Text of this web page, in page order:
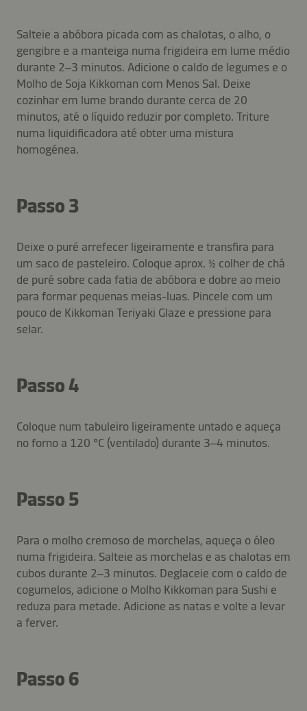
Salteie a abóbora picada com as chalotas, o alho, o
gengibre e a manteiga numa frigideira em lume médio
durante 2–3 minutos. Adicione o caldo de legumes e o
Molho de Soja Kikkoman com Menos Sal. Deixe
cozinhar em lume brando durante cerca de 20
minutos, até o líquido reduzir por completo. Triture
numa liquidificadora até obter uma mistura
homogénea.
Passo 3
Deixe o puré arrefecer ligeiramente e transfira para
um saco de pasteleiro. Coloque aprox. ½ colher de chá
de puré sobre cada fatia de abóbora e dobre ao meio
para formar pequenas meias-luas. Pincele com um
pouco de Kikkoman Teriyaki Glaze e pressione para
selar.
Passo 4
Coloque num tabuleiro ligeiramente untado e aqueça
no forno a 120 °C (ventilado) durante 3–4 minutos.
Passo 5
Para o molho cremoso de morchelas, aqueça o óleo
numa frigideira. Salteie as morchelas e as chalotas em
cubos durante 2–3 minutos. Deglaceie com o caldo de
cogumelos, adicione o Molho Kikkoman para Sushi e
reduza para metade. Adicione as natas e volte a levar
a ferver.
Passo 6